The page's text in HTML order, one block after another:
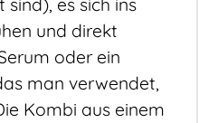
und direkt
oder ein
man verwendet,
Kombi aus einem